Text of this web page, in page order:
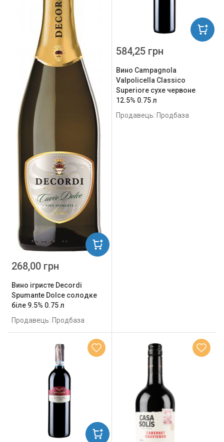
Вино ігристе Decordi
Spumante Dolce солодке
біле 9.5% 0.75 л
Продавець: Продбаза
268,00 грн
Вино Campagnola
Valpolicella Classico
Superiore сухе червоне
12.5% 0.75 л
Продавець: Продбаза
584,25 грн